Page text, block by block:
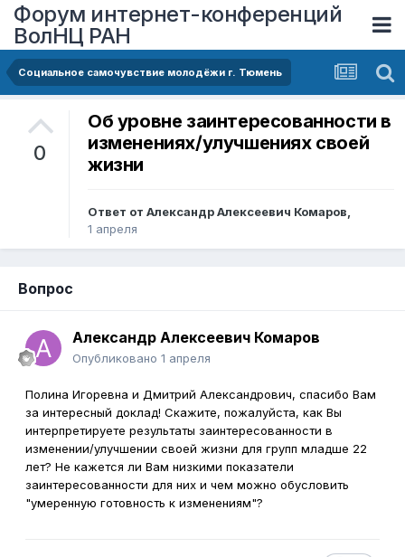
Форум интернет-конференций
ВолНЦ РАН
Социальное самочувствие молодёжи г. Тюмень
0
Об уровне заинтересованности в
изменениях/улучшениях своей
жизни
Ответ от Александр Алексеевич Комаров,
1 апреля
Вопрос
Александр Алексеевич Комаров
Опубликовано 1 апреля
Полина Игоревна и Дмитрий Александрович, спасибо Вам
за интересный доклад! Скажите, пожалуйста, как Вы
интерпретируете результаты заинтересованности в
изменении/улучшении своей жизни для групп младше 22
лет? Не кажется ли Вам низкими показатели
заинтересованности для них и чем можно обусловить
"умеренную готовность к изменениям"?